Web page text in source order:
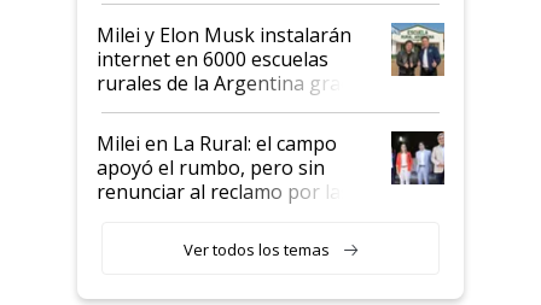
Milei y Elon Musk instalarán
internet en 6000 escuelas
rurales de la Argentina gracias
a un acuerdo con Starlink
Milei en La Rural: el campo
apoyó el rumbo, pero sin
renunciar al reclamo por las
Ver todos los temas